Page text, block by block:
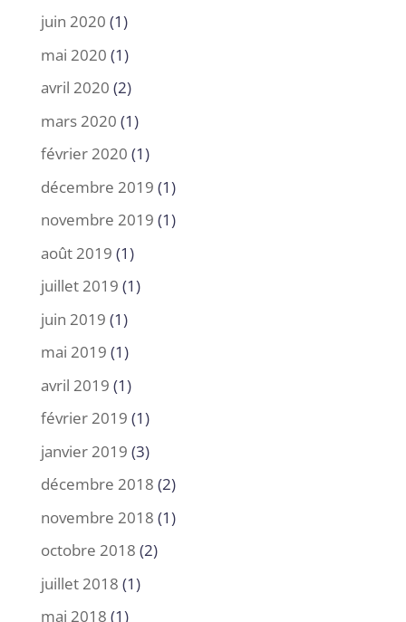
juin 2020 (1)
mai 2020 (1)
avril 2020 (2)
mars 2020 (1)
février 2020 (1)
décembre 2019 (1)
novembre 2019 (1)
août 2019 (1)
juillet 2019 (1)
juin 2019 (1)
mai 2019 (1)
avril 2019 (1)
février 2019 (1)
janvier 2019 (3)
décembre 2018 (2)
novembre 2018 (1)
octobre 2018 (2)
juillet 2018 (1)
mai 2018 (1)